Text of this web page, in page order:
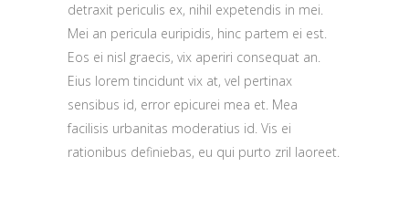
detraxit periculis ex, nihil expetendis in mei.
Mei an pericula euripidis, hinc partem ei est.
Eos ei nisl graecis, vix aperiri consequat an.
Eius lorem tincidunt vix at, vel pertinax
sensibus id, error epicurei mea et. Mea
facilisis urbanitas moderatius id. Vis ei
rationibus definiebas, eu qui purto zril laoreet.